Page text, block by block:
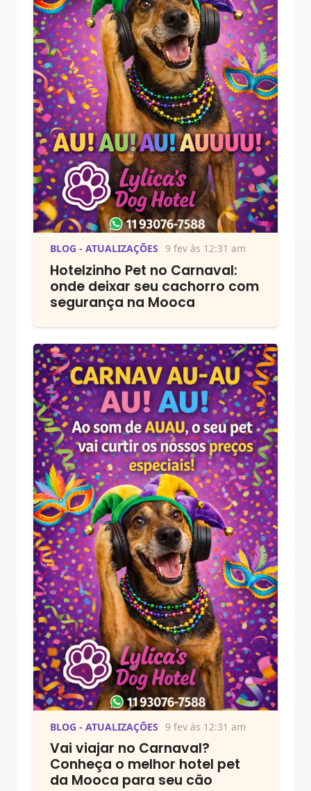
BLOG - ATUALIZAÇÕES 9 fev às 12:31 am
Hotelzinho Pet no Carnaval:
onde deixar seu cachorro com
segurança na Mooca
BLOG - ATUALIZAÇÕES 9 fev às 12:31 am
Vai viajar no Carnaval?
Conheça o melhor hotel pet
da Mooca para seu cão